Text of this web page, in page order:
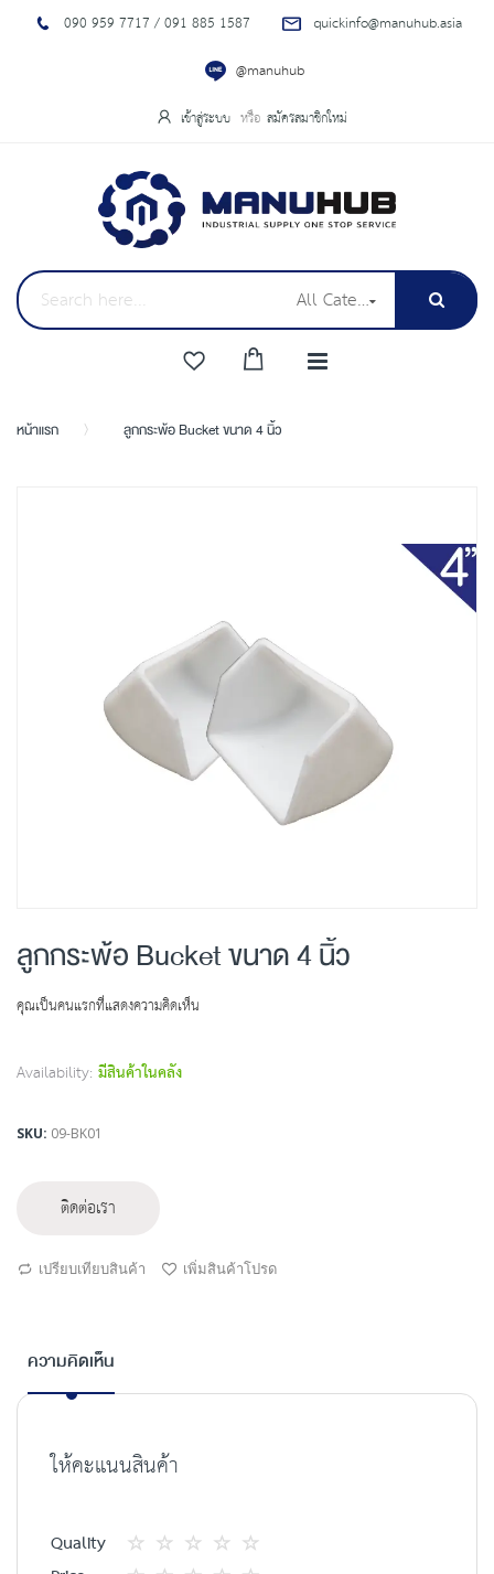
090 959 7717 / 091 885 1587
quickinfo@manuhub.asia
@manuhub
เข้าสู่ระบบ สมัครสมาชิกใหม่
All Categories
หน้าแรก ลูกกระพ้อ Bucket ขนาด 4 นิ้ว
images
gallery
to
the
ลูกกระพ้อ Bucket ขนาด 4 นิ้ว
คุณเป็นคนแรกที่แสดงความคิดเห็น
Availability: มีสินค้าในคลัง
SKU 09-BK01
ติดต่อเรา
เปรียบเทียบสินค้า เพิ่มสินค้าโปรด
ความคิดเห็น
ให้คะแนนสินค้า
Quality